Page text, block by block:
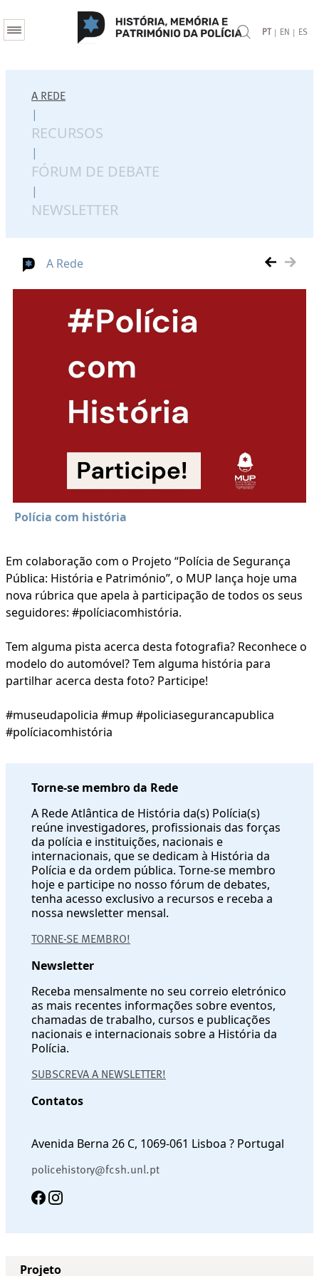
PT | EN | ES
A REDE
|
RECURSOS
|
FÓRUM DE DEBATE
|
NEWSLETTER
A Rede
Polícia com história
Em colaboração com o Projeto “Polícia de Segurança
Pública: História e Património”, o MUP lança hoje uma
nova rúbrica que apela à participação de todos os seus
seguidores: #políciacomhistória.
Tem alguma pista acerca desta fotografia? Reconhece o
modelo do automóvel? Tem alguma história para
partilhar acerca desta foto? Participe!
#museudapolicia #mup #policiasegurancapublica
#políciacomhistória
Torne-se membro da Rede
A Rede Atlântica de História da(s) Polícia(s)
reúne investigadores, profissionais das forças
da polícia e instituições, nacionais e
internacionais, que se dedicam à História da
Polícia e da ordem pública. Torne-se membro
hoje e participe no nosso fórum de debates,
tenha acesso exclusivo a recursos e receba a
nossa newsletter mensal.
TORNE-SE MEMBRO!
Newsletter
Receba mensalmente no seu correio eletrónico
as mais recentes informações sobre eventos,
chamadas de trabalho, cursos e publicações
nacionais e internacionais sobre a História da
Polícia.
SUBSCREVA A NEWSLETTER!
Contatos
Avenida Berna 26 C, 1069-061 Lisboa ? Portugal
policehistory@fcsh.unl.pt
Projeto